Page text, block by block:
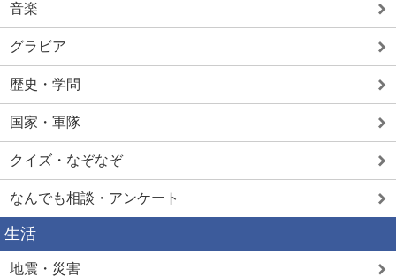
音楽
グラビア
歴史・学問
国家・軍隊
クイズ・なぞなぞ
なんでも相談・アンケート
生活
地震・災害